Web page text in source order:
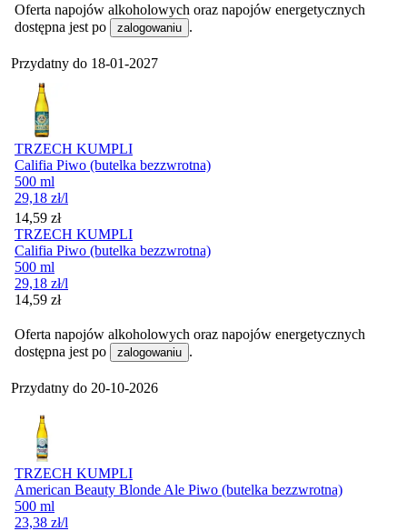
Oferta napojów alkoholowych oraz napojów energetycznych
dostępna jest po
zalogowaniu .
Przydatny do 18-01-2027
TRZECH KUMPLI
Califia Piwo (butelka bezzwrotna)
500 ml
29,18 zł/l
Cena
14,59 zł
TRZECH KUMPLI
Califia Piwo (butelka bezzwrotna)
500 ml
29,18 zł/l
Cena
14,59 zł
Oferta napojów alkoholowych oraz napojów energetycznych
dostępna jest po
zalogowaniu .
Przydatny do 20-10-2026
TRZECH KUMPLI
American Beauty Blonde Ale Piwo (butelka bezzwrotna)
500 ml
23,38 zł/l